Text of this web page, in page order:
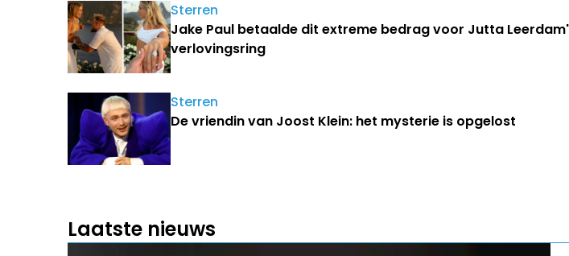
Sterren
Jake Paul betaalde dit extreme bedrag voor Jutta
verlovingsring
Sterren
De vriendin van Joost Klein: het mysterie is opgelost
Laatste nieuws